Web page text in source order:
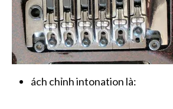
ách chỉnh intonation là: